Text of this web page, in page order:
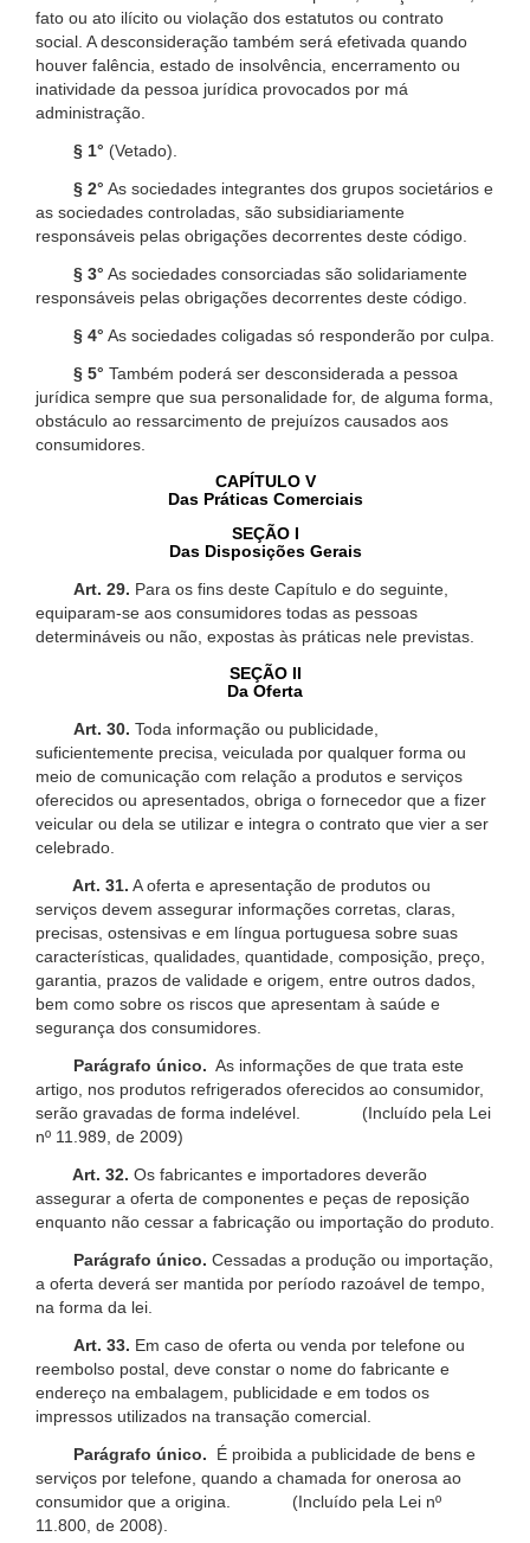
fato ou ato ilícito ou violação dos estatutos ou contrato
social. A desconsideração também será efetivada quando
houver falência, estado de insolvência, encerramento ou
inatividade da pessoa jurídica provocados por má
administração.
§ 1° (Vetado).
§ 2° As sociedades integrantes dos grupos societários e
as sociedades controladas, são subsidiariamente
responsáveis pelas obrigações decorrentes deste código.
§ 3° As sociedades consorciadas são solidariamente
responsáveis pelas obrigações decorrentes deste código.
§ 4° As sociedades coligadas só responderão por culpa.
§ 5° Também poderá ser desconsiderada a pessoa
jurídica sempre que sua personalidade for, de alguma forma,
obstáculo ao ressarcimento de prejuízos causados aos
consumidores.
CAPÍTULO V
Das Práticas Comerciais
SEÇÃO I
Das Disposições Gerais
Art. 29. Para os fins deste Capítulo e do seguinte,
equiparam-se aos consumidores todas as pessoas
determináveis ou não, expostas às práticas nele previstas.
SEÇÃO II
Da Oferta
Art. 30. Toda informação ou publicidade,
suficientemente precisa, veiculada por qualquer forma ou
meio de comunicação com relação a produtos e serviços
oferecidos ou apresentados, obriga o fornecedor que a fizer
veicular ou dela se utilizar e integra o contrato que vier a ser
celebrado.
Art. 31. A oferta e apresentação de produtos ou
serviços devem assegurar informações corretas, claras,
precisas, ostensivas e em língua portuguesa sobre suas
características, qualidades, quantidade, composição, preço,
garantia, prazos de validade e origem, entre outros dados,
bem como sobre os riscos que apresentam à saúde e
segurança dos consumidores.
Parágrafo único. As informações de que trata este
artigo, nos produtos refrigerados oferecidos ao consumidor,
serão gravadas de forma indelével. (Incluído pela Lei
nº 11.989, de 2009)
Art. 32. Os fabricantes e importadores deverão
assegurar a oferta de componentes e peças de reposição
enquanto não cessar a fabricação ou importação do produto.
Parágrafo único. Cessadas a produção ou importação,
a oferta deverá ser mantida por período razoável de tempo,
na forma da lei.
Art. 33. Em caso de oferta ou venda por telefone ou
reembolso postal, deve constar o nome do fabricante e
endereço na embalagem, publicidade e em todos os
impressos utilizados na transação comercial.
Parágrafo único.
É proibida a publicidade de bens e
serviços por telefone, quando a chamada for onerosa ao
consumidor que a origina. (Incluído pela Lei nº
11.800, de 2008).